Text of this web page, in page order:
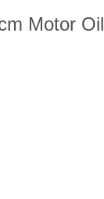
Motor Oil